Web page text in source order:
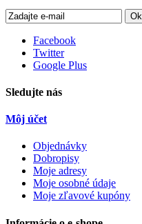
Ok
Facebook
Twitter
Google Plus
Sledujte nás
Môj účet
Objednávky
Dobropisy
Moje adresy
Moje osobné údaje
Moje zľavové kupóny